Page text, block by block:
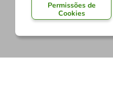
Permissões de
Cookies